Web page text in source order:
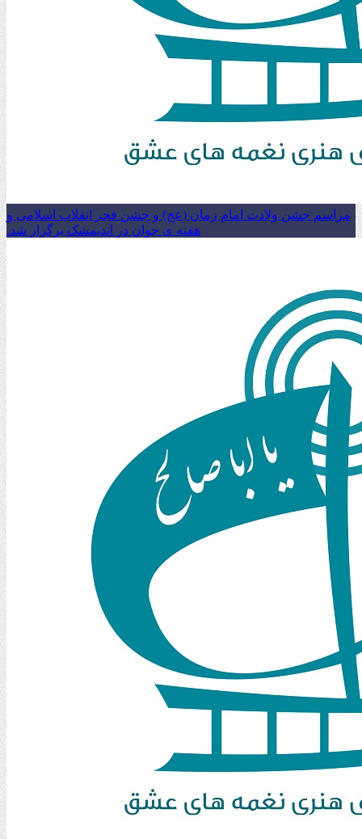
مراسم جشن ولادت امام زمان (عج) و جشن فجر انقلاب اسلامی و
هفته ی جوان در اندیمشک برگزار شد.